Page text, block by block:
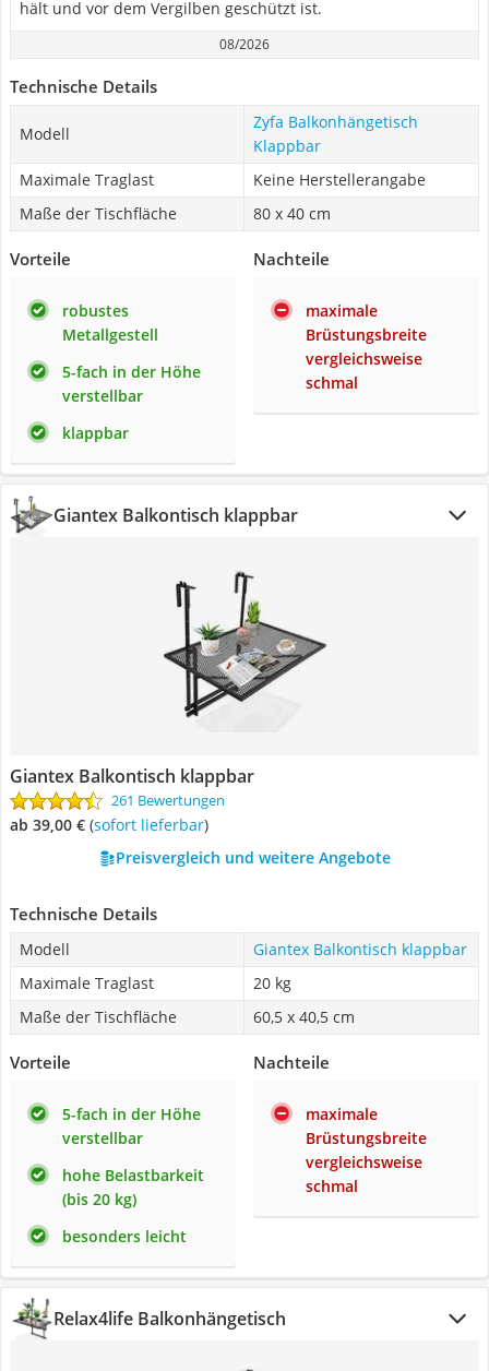
hält und vor dem Vergilben geschützt ist.
08/2026
Technische Details
Modell
Zyfa Balkonhängetisch
Klappbar
Maximale Traglast
Keine Herstellerangabe
Maße der Tischfläche
80 x 40 cm
Vorteile
robustes
Metallgestell
5-fach in der Höhe
verstellbar
klappbar
Nachteile
maximale
Brüstungsbreite
vergleichsweise
schmal
Giantex Balkontisch klappbar
Giantex Balkontisch klappbar
261 Bewertungen
ab 39,00 € ( Sofort lieferbar)
Preisvergleich und weitere Angebote
Technische Details
Modell
Giantex Balkontisch klappbar
Maximale Traglast
20 kg
Maße der Tischfläche
60,5 x 40,5 cm
Vorteile
5-fach in der Höhe
verstellbar
hohe Belastbarkeit
(bis 20 kg)
besonders leicht
Nachteile
maximale
Brüstungsbreite
vergleichsweise
schmal
Relax4life Balkonhängetisch